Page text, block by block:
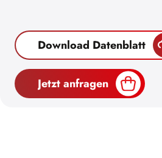
Download Datenblatt
Jetzt anfragen